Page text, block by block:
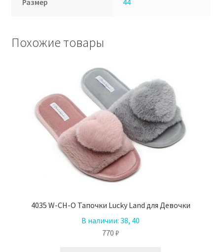
Похожие товары
4035 W-CH-O Тапочки Lucky Land для Девочки
В наличии: 38, 40
770 ₽